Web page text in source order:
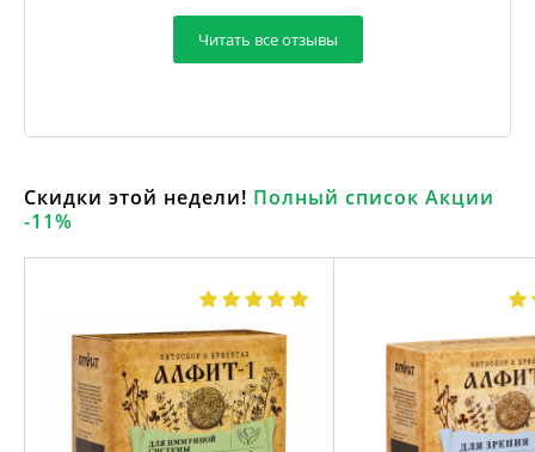
Читать все отзывы
Скидки этой недели! Полный список Акции
-11%